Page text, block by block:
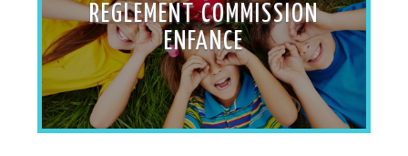
REGLEMENT COMMISSION
ENFANCE